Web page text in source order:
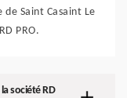
Saint Casaint Le
PRO.
société RD